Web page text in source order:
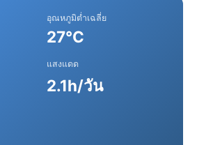
อุณหภูมิต่ำเฉลี่ย
27°C
แสงแดด
2.1h/วัน